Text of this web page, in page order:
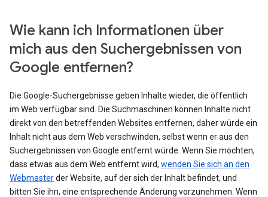
Wie kann ich Informationen über
mich aus den Suchergebnissen von
Google entfernen?
Die Google-Suchergebnisse geben Inhalte wieder, die öffentlich
im Web verfügbar sind. Die Suchmaschinen können Inhalte nicht
direkt von den betreffenden Websites entfernen, daher würde ein
Inhalt nicht aus dem Web verschwinden, selbst wenn er aus den
Suchergebnissen von Google entfernt würde. Wenn Sie möchten,
dass etwas aus dem Web entfernt wird, wenden Sie sich an den
Webmasterder Website, auf der sich der Inhalt befindet, und
bitten Sie ihn, eine entsprechende Änderung vorzunehmen. Wenn